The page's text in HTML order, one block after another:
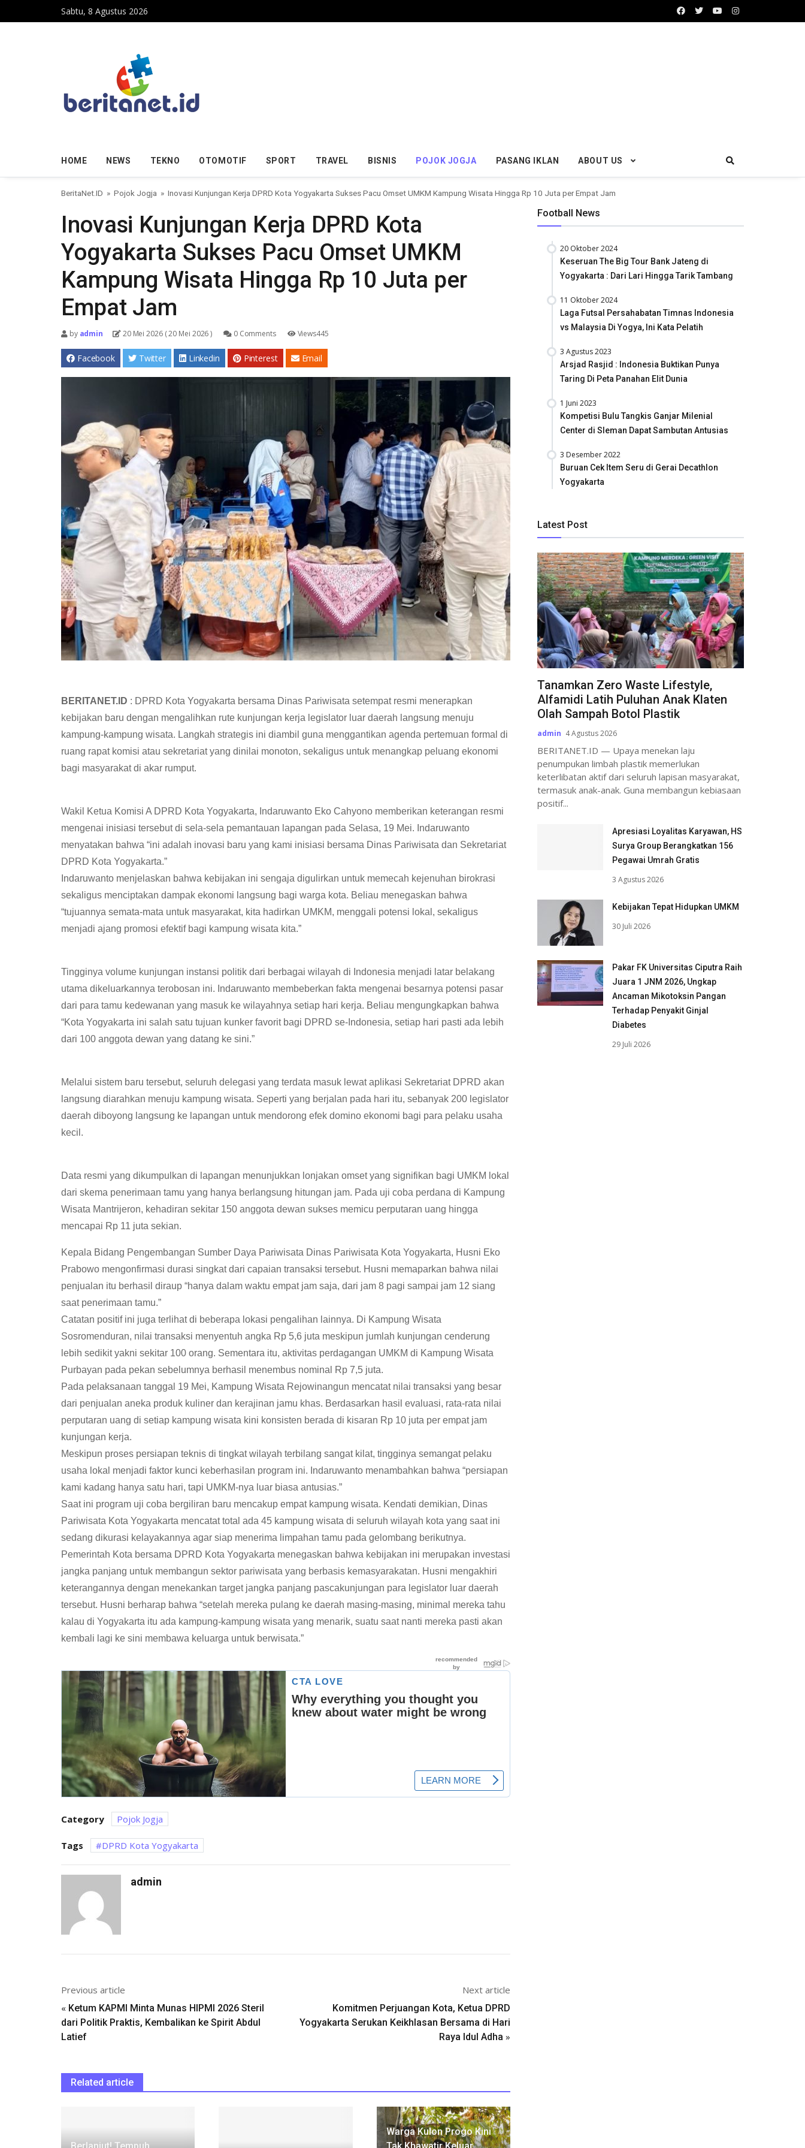
Skip to contentSabtu, 8 Agustus 2026
HOME NEWS TEKNO OTOMOTIF SPORT TRAVEL BISNIS POJOK JOGJA PASANG IKLAN ABOUT US
BeritaNet.ID » Pojok Jogja » Inovasi Kunjungan Kerja DPRD Kota Yogyakarta Sukses Pacu Omset UMKM Kampung Wisata Hingga Rp 10 Juta per Empat Jam
Inovasi Kunjungan Kerja DPRD Kota
Yogyakarta Sukses Pacu Omset UMKM
Kampung Wisata Hingga Rp 10 Juta per
Empat Jam
byadmin 20 Mei 2026 ( 20 Mei 2026 ) 0 Comments Views445
Facebook Twitter Linkedin Pinterest Email
BERITANET.ID : DPRD Kota Yogyakarta bersama Dinas Pariwisata setempat resmi menerapkan
kebijakan baru dengan mengalihkan rute kunjungan kerja legislator luar daerah langsung menuju
kampung-kampung wisata. Langkah strategis ini diambil guna menggantikan agenda pertemuan formal di
ruang rapat komisi atau sekretariat yang dinilai monoton, sekaligus untuk menangkap peluang ekonomi
bagi masyarakat di akar rumput.
Wakil Ketua Komisi A DPRD Kota Yogyakarta, Indaruwanto Eko Cahyono memberikan keterangan resmi
mengenai inisiasi tersebut di sela-sela pemantauan lapangan pada Selasa, 19 Mei. Indaruwanto
menyatakan bahwa “ini adalah inovasi baru yang kami inisiasi bersama Dinas Pariwisata dan Sekretariat
DPRD Kota Yogyakarta.”
Indaruwanto menjelaskan bahwa kebijakan ini sengaja digulirkan untuk memecah kejenuhan birokrasi
sekaligus menciptakan dampak ekonomi langsung bagi warga kota. Beliau menegaskan bahwa
“tujuannya semata-mata untuk masyarakat, kita hadirkan UMKM, menggali potensi lokal, sekaligus
menjadi ajang promosi efektif bagi kampung wisata kita.”
Tingginya volume kunjungan instansi politik dari berbagai wilayah di Indonesia menjadi latar belakang
utama dikeluarkannya terobosan ini. Indaruwanto membeberkan fakta mengenai besarnya potensi pasar
dari para tamu kedewanan yang masuk ke wilayahnya setiap hari kerja. Beliau mengungkapkan bahwa
“Kota Yogyakarta ini salah satu tujuan kunker favorit bagi DPRD se-Indonesia, setiap hari pasti ada lebih
dari 100 anggota dewan yang datang ke sini.”
Melalui sistem baru tersebut, seluruh delegasi yang terdata masuk lewat aplikasi Sekretariat DPRD akan
langsung diarahkan menuju kampung wisata. Seperti yang berjalan pada hari itu, sebanyak 200 legislator
daerah diboyong langsung ke lapangan untuk mendorong efek domino ekonomi bagi para pelaku usaha
kecil.
Data resmi yang dikumpulkan di lapangan menunjukkan lonjakan omset yang signifikan bagi UMKM lokal
dari skema penerimaan tamu yang hanya berlangsung hitungan jam. Pada uji coba perdana di Kampung
Wisata Mantrijeron, kehadiran sekitar 150 anggota dewan sukses memicu perputaran uang hingga
mencapai Rp 11 juta sekian.
Kepala Bidang Pengembangan Sumber Daya Pariwisata Dinas Pariwisata Kota Yogyakarta, Husni Eko
Prabowo mengonfirmasi durasi singkat dari capaian transaksi tersebut. Husni memaparkan bahwa nilai
penjualan itu berhasil diraup “hanya dalam waktu empat jam saja, dari jam 8 pagi sampai jam 12 siang
saat penerimaan tamu.”
Catatan positif ini juga terlihat di beberapa lokasi pengalihan lainnya. Di Kampung Wisata
Sosromenduran, nilai transaksi menyentuh angka Rp 5,6 juta meskipun jumlah kunjungan cenderung
lebih sedikit yakni sekitar 100 orang. Sementara itu, aktivitas perdagangan UMKM di Kampung Wisata
Purbayan pada pekan sebelumnya berhasil menembus nominal Rp 7,5 juta.
Pada pelaksanaan tanggal 19 Mei, Kampung Wisata Rejowinangun mencatat nilai transaksi yang besar
dari penjualan aneka produk kuliner dan kerajinan jamu khas. Berdasarkan hasil evaluasi, rata-rata nilai
perputaran uang di setiap kampung wisata kini konsisten berada di kisaran Rp 10 juta per empat jam
kunjungan kerja.
Meskipun proses persiapan teknis di tingkat wilayah terbilang sangat kilat, tingginya semangat pelaku
usaha lokal menjadi faktor kunci keberhasilan program ini. Indaruwanto menambahkan bahwa “persiapan
kami kadang hanya satu hari, tapi UMKM-nya luar biasa antusias.”
Saat ini program uji coba bergiliran baru mencakup empat kampung wisata. Kendati demikian, Dinas
Pariwisata Kota Yogyakarta mencatat total ada 45 kampung wisata di seluruh wilayah kota yang saat ini
sedang dikurasi kelayakannya agar siap menerima limpahan tamu pada gelombang berikutnya.
Pemerintah Kota bersama DPRD Kota Yogyakarta menegaskan bahwa kebijakan ini merupakan investasi
jangka panjang untuk membangun sektor pariwisata yang berbasis kemasyarakatan. Husni mengakhiri
keterangannya dengan menekankan target jangka panjang pascakunjungan para legislator luar daerah
tersebut. Husni berharap bahwa “setelah mereka pulang ke daerah masing-masing, minimal mereka tahu
kalau di Yogyakarta itu ada kampung-kampung wisata yang menarik, suatu saat nanti mereka pasti akan
kembali lagi ke sini membawa keluarga untuk berwisata.”
Category Pojok Jogja
Tags DPRD Kota Yogyakarta
admin
Previous article
« Ketum KAPMI Minta Munas HIPMI 2026 Steril
dari Politik Praktis, Kembalikan ke Spirit Abdul
Latief
Next article
Komitmen Perjuangan Kota, Ketua DPRD
Yogyakarta Serukan Keikhlasan Bersama di Hari
Raya Idul Adha »
Related article
Warga Kulon Progo Kini
Football News
20 Oktober 2024
Keseruan The Big Tour Bank Jateng di
Yogyakarta : Dari Lari Hingga Tarik Tambang
11 Oktober 2024
Laga Futsal Persahabatan Timnas Indonesia
vs Malaysia Di Yogya, Ini Kata Pelatih
3 Agustus 2023
Arsjad Rasjid : Indonesia Buktikan Punya
Taring Di Peta Panahan Elit Dunia
1 Juni 2023
Kompetisi Bulu Tangkis Ganjar Milenial
Center di Sleman Dapat Sambutan Antusias
3 Desember 2022
Buruan Cek Item Seru di Gerai Decathlon
Yogyakarta
Latest Post
Tanamkan Zero Waste Lifestyle,
Alfamidi Latih Puluhan Anak Klaten
Olah Sampah Botol Plastik
admin 4 Agustus 2026
BERITANET.ID — Upaya menekan laju
penumpukan limbah plastik memerlukan
keterlibatan aktif dari seluruh lapisan masyarakat,
termasuk anak-anak. Guna membangun kebiasaan
positif...
Apresiasi Loyalitas Karyawan, HS
Surya Group Berangkatkan 156
Pegawai Umrah Gratis
3 Agustus 2026
Kebijakan Tepat Hidupkan UMKM
30 Juli 2026
Pakar FK Universitas Ciputra Raih
Juara 1 JNM 2026, Ungkap
Ancaman Mikotoksin Pangan
Terhadap Penyakit Ginjal
Diabetes
29 Juli 2026